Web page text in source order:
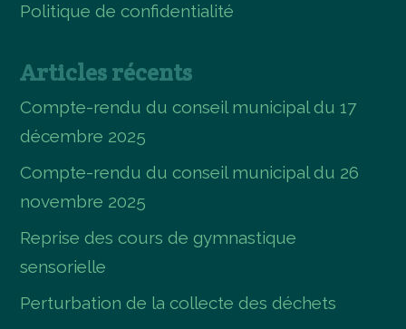
Politique de confidentialité
Articles récents
Compte-rendu du conseil municipal du 17
décembre 2025
Compte-rendu du conseil municipal du 26
novembre 2025
Reprise des cours de gymnastique
sensorielle
Perturbation de la collecte des déchets